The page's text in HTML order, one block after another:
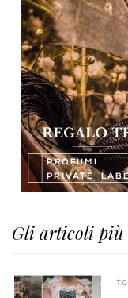
Gli articoli più